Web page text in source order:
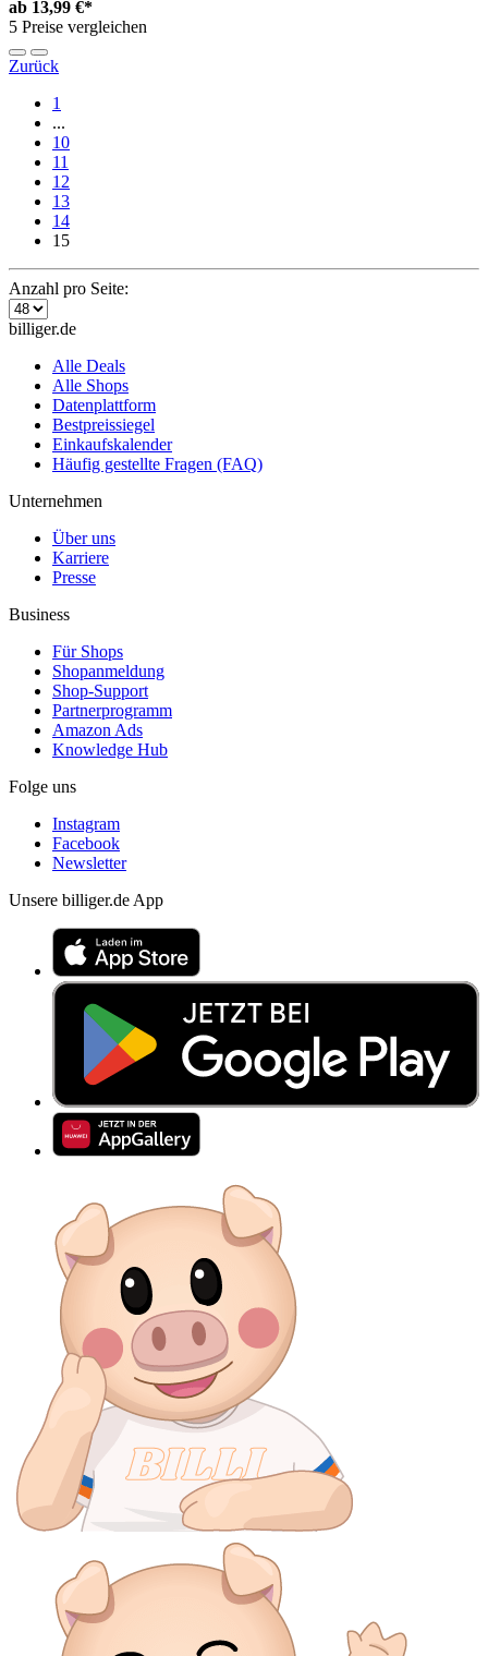
ab 13,99 €*
5 Preise vergleichen
Zurück
1
...
10
11
12
13
14
15
Anzahl pro Seite:
billiger.de
Alle Deals
Alle Shops
Datenplattform
Bestpreissiegel
Einkaufskalender
Häufig gestellte Fragen (FAQ)
Unternehmen
Über uns
Karriere
Presse
Business
Für Shops
Shopanmeldung
Shop-Support
Partnerprogramm
Amazon Ads
Knowledge Hub
Folge uns
Instagram
Facebook
Newsletter
Unsere billiger.de App